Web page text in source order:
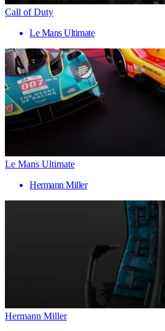
Call of Duty
Le Mans Ultimate
Le Mans Ultimate
Hermann Miller
Hermann Miller